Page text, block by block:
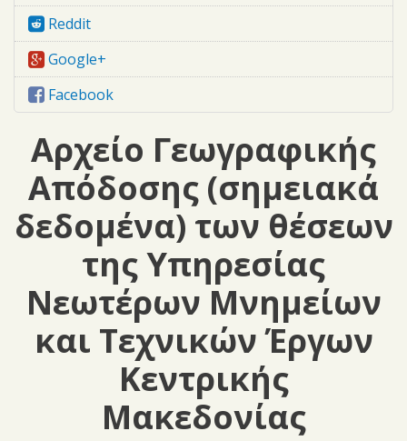
Reddit
Google+
Facebook
Αρχείο Γεωγραφικής
Απόδοσης (σημειακά
δεδομένα) των θέσεων
της Υπηρεσίας
Νεωτέρων Μνημείων
και Τεχνικών Έργων
Κεντρικής
Μακεδονίας